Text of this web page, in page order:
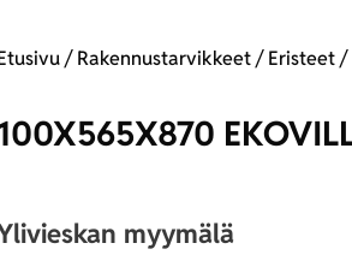
/Rakennustarvikkeet/Eristeet/
myymälä